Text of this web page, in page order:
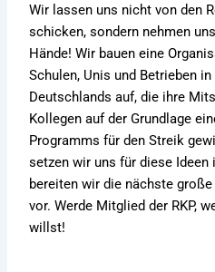
Wir lassen uns nicht von den
schicken, sondern nehmen
Hände! Wir bauen eine
Schulen, Unis und Betrieben
Deutschlands auf, die ihre
Kollegen auf der Grundlage
Programms für den Streik
setzen wir uns für diese Ideen
bereiten wir die nächste
vor. Werde Mitglied der RKP,
willst!